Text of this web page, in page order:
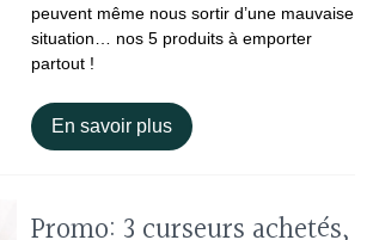
peuvent même nous sortir d’une mauvaise
situation… nos 5 produits à emporter
partout !
En savoir plus
Promo: 3 curseurs achetés,